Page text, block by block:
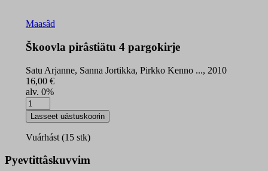
Maasâd
Škoovla pirâstiätu 4 pargokirje
Satu Arjanne, Sanna Jortikka, Pirkko Kenno ..., 2010
16,00 €
alv. 0%
Škoovla
pirâstiätu
4
pargokirje
Lasseet uástuskoorin
Vuárhást (15 stk)
Pyevtittâskuvvim